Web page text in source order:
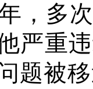
，多
严重
题被